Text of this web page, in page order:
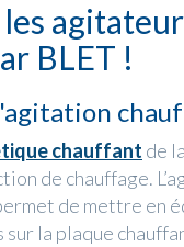
BLET !
chauffant de
de chauffage.
de mettre en
la plaque